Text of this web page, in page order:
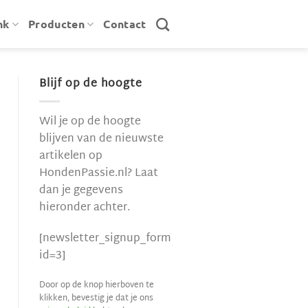
Producten Contact
Blijf op de hoogte
Wil je op de hoogte
blijven van de nieuwste
artikelen op
HondenPassie.nl? Laat
dan je gegevens
hieronder achter.
[newsletter_signup_form
id=3]
Door op de knop hierboven te
klikken, bevestig je dat je ons